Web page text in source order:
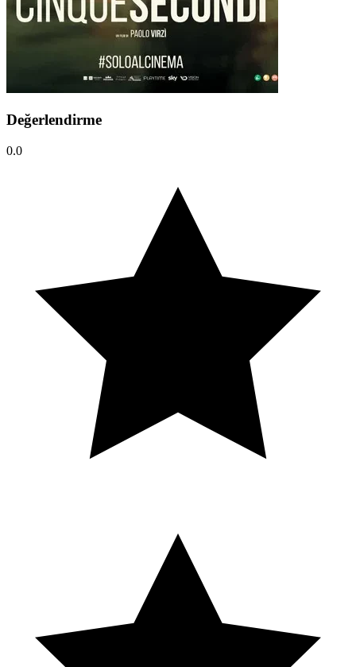
Değerlendirme
0.0